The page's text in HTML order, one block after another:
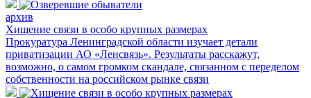
архив
Хищение связи в особо крупных размерах
Прокуратура Ленинградской области изучает детали
приватизации АО «Ленсвязь». Результаты расскажут,
возможно, о самом громком скандале, связанном с переделом
собственности на российском рынке связи